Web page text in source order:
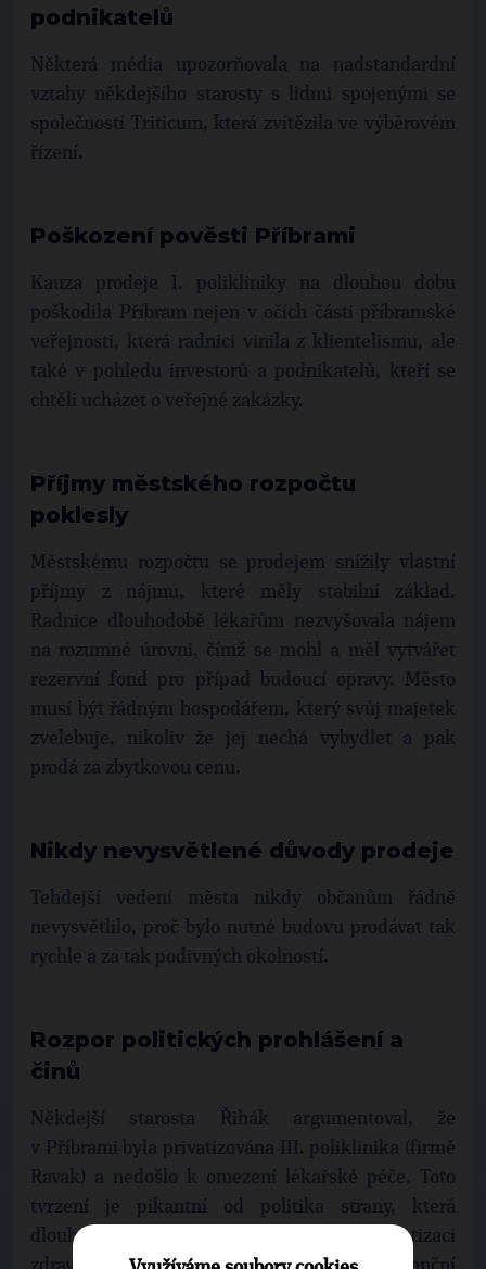
podnikatelů
Některá média upozorňovala na nadstandardní
vztahy někdejšího starosty s lidmi spojenými se
společností Triticum, která zvítězila ve výběrovém
řízení.
Poškození pověsti Příbrami
Kauza prodeje I. polikliniky na dlouhou dobu
poškodila Příbram nejen v očích části příbramské
veřejnosti, která radnici vinila z klientelismu, ale
také v pohledu investorů a podnikatelů, kteří se
chtěli ucházet o veřejné zakázky.
Příjmy městského rozpočtu
poklesly
Městskému rozpočtu se prodejem snížily vlastní
příjmy z nájmu, které měly stabilní základ.
Radnice dlouhodobě lékařům nezvyšovala nájem
na rozumné úrovni, čímž se mohl a měl vytvářet
rezervní fond pro případ budoucí opravy. Město
musí být řádným hospodářem, který svůj majetek
zvelebuje, nikoliv že jej nechá vybydlet a pak
prodá za zbytkovou cenu.
Nikdy nevysvětlené důvody prodeje
Tehdejší vedení města nikdy občanům řádně
nevysvětlilo, proč bylo nutné budovu prodávat tak
rychle a za tak podivných okolností.
Rozpor politických prohlášení a
činů
Někdejší starosta Řihák argumentoval, že
v Příbrami byla privatizována III. poliklinika (firmě
Ravak) a nedošlo k omezení lékařské péče. Toto
tvrzení je pikantní od politika strany, která
dlouhodobě vystupuje jak proti privatizaci